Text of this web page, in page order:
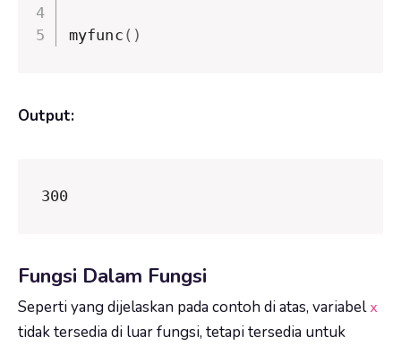
myfunc ( )
Output:
300
Fungsi Dalam Fungsi
Seperti yang dijelaskan pada contoh di atas, variabelx
tidak tersedia di luar fungsi, tetapi tersedia untuk